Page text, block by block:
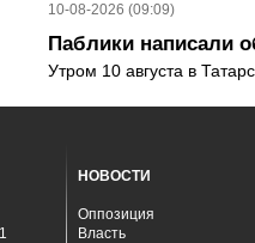
10-08-2026 (09:09)
Паблики написали
Утром 10 августа в
НОВОСТИ
Оппозиция
Власть